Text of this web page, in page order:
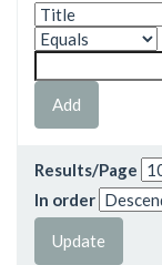
Results/Page
In order